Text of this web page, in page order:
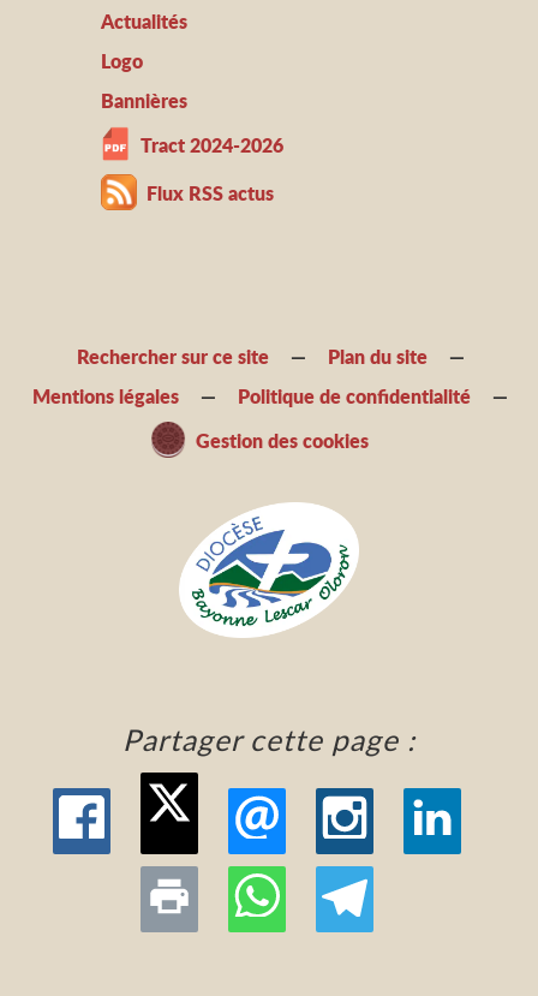
Actualités
Logo
Bannières
Tract 2024-2026
Flux RSS actus
Rechercher sur ce site
Plan du site
Mentions légales
Politique de confidentialité
Gestion des cookies
Partager cette page :